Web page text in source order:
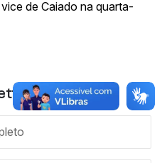
de Caiado na quarta-